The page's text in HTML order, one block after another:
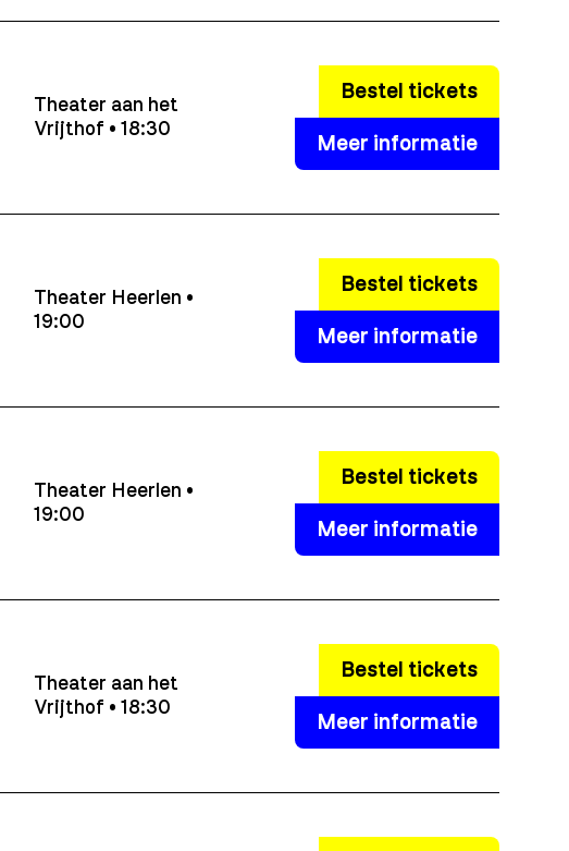
Theater aan het
Vrijthof • 18:30
Bestel tickets
Meer informatie
Theater Heerlen •
19:00
Bestel tickets
Meer informatie
Theater Heerlen •
19:00
Bestel tickets
Meer informatie
Theater aan het
Vrijthof • 18:30
Bestel tickets
Meer informatie